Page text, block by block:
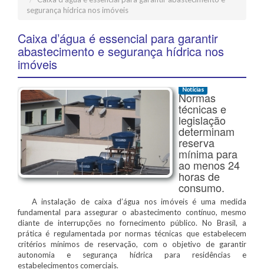
segurança hídrica nos imóveis
Caixa d’água é essencial para garantir
abastecimento e segurança hídrica nos
imóveis
Notícias
Normas
técnicas e
legislação
determinam
reserva
mínima para
ao menos 24
horas de
consumo.
A instalação de caixa d’água nos imóveis é uma medida
fundamental para assegurar o abastecimento contínuo, mesmo
diante de interrupções no fornecimento público. No Brasil, a
prática é regulamentada por normas técnicas que estabelecem
critérios mínimos de reservação, com o objetivo de garantir
autonomia e segurança hídrica para residências e
estabelecimentos comerciais.